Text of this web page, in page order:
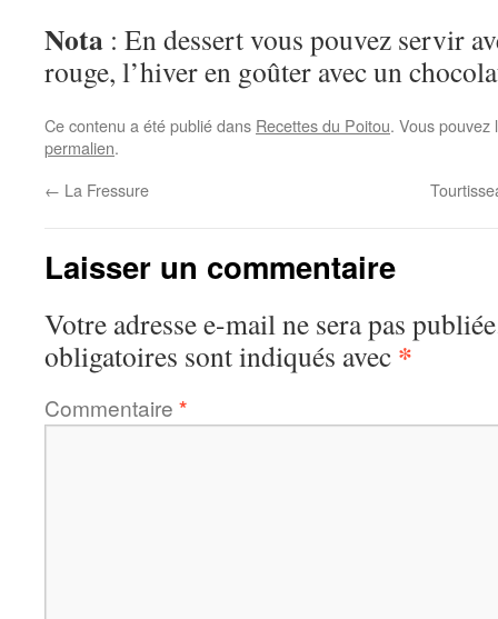
Nota : En dessert vous pouvez servir
rouge, l’hiver en goûter avec un
Ce contenu a été publié dans Recettes du Poitou. Vous
permalien.
← La Fressure
Laisser un commentaire
Votre adresse e-mail ne sera pas
obligatoires sont indiqués avec *
Commentaire *